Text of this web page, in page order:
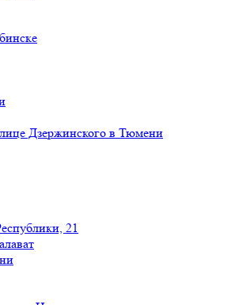
Дзержинского в Тюмени
21